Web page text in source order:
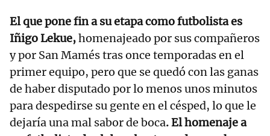
El que pone fin a su etapa como futbolista es
Iñigo Lekue,homenajeado por sus compañeros
y por San Mamés tras once temporadas en el
primer equipo, pero que se quedó con las ganas
de haber disputado por lo menos unos minutos
para despedirse su gente en el césped, lo que le
dejaría una mal sabor de boca. El homenaje a